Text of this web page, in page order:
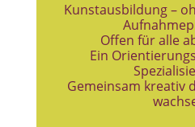
Kunstausbildung –
Offen für alle
Ein
Gemeinsam kreativ